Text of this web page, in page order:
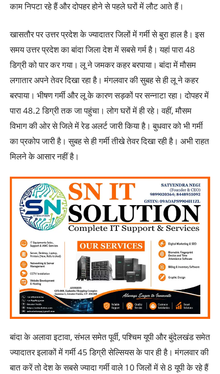
काम निपटा रहे हैं और दोपहर होने से पहले घरों में लौट आते हैं।
खासतौर पर उत्तर प्रदेश के ज्यादातर जिलों में गर्मी से बुरा हाल है। इस
समय उत्तर प्रदेश का बांदा जिला देश में सबसे गर्म है। यहां पारा 48
डिग्री को पार कर गया। लू ने जमकर कहर बरपाया। बांदा में मौसम
लगातार अपने तेवर दिखा रहा है। मंगलवार की सुबह से ही लू ने कहर
बरपाया। भीषण गर्मी और लू के कारण सड़कों पर सन्नाटा रहा। दोपहर में
पारा 48.2 डिग्री तक जा पहुंचा। लोग घरों में ही रहे। वहीं, मौसम
विभाग की ओर से जिले में रेड अलर्ट जारी किया है। बुधवार को भी गर्मी
का प्रकोप जारी है। सुबह से ही गर्मी तीखे तेवर दिखा रही है। अभी राहत
मिलने के आसार नहीं है।
बांदा के अलावा इटावा, संभल समेत पूर्वी, पश्चिम यूपी और बुंदेलखंड समेत
ज्यादातर इलाकों में गर्मी 45 डिग्री सेल्सियस के पार ही है। मंगलवार की
बात करें तो देश के सबसे ज्यादा गर्मी वाले 10 जिलों में से 8 यूपी के रहे हैं